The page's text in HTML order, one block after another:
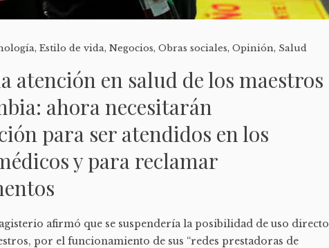
,Estilo de vida,Negocios,Obras sociales,Opinión, Salud
atención en salud de los maestros
ahora necesitarán
para ser atendidos en los
y para reclamar
afirmó que se suspendería la posibilidad de uso directo
por el funcionamiento de sus “redes prestadoras de